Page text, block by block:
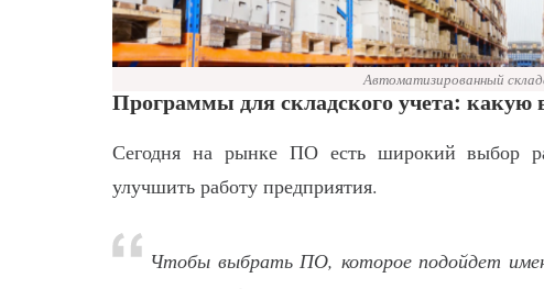
Автоматизированный
Программы для складского учета: какую
Сегодня на рынке ПО есть широкий выбор
улучшить работу предприятия.
Чтобы выбрать ПО, которое подойдет